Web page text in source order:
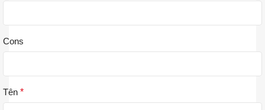
Cons
Tên *